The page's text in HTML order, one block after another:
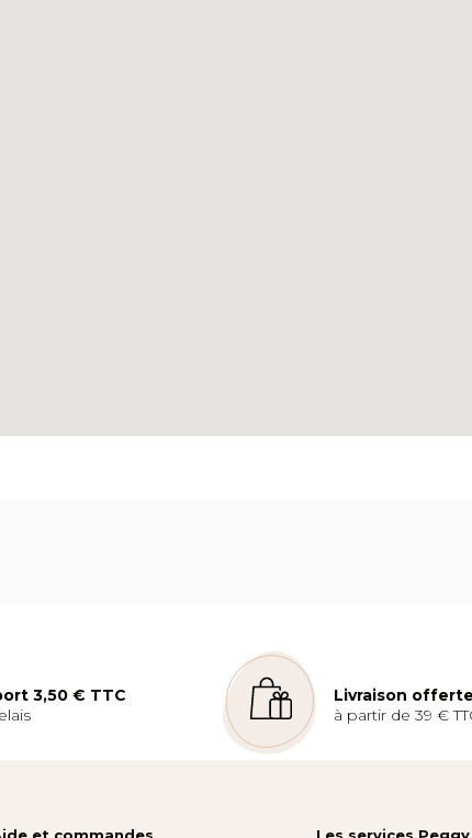
3,50 € TTC
Livraison offerte
à partir de 39 €